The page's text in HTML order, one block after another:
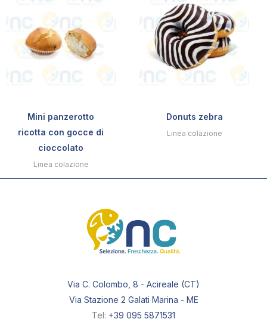
Mini panzerotto
ricotta con gocce di
cioccolato
Linea colazione
Donuts zebra
Linea colazione
Via C. Colombo, 8 - Acireale (CT)
Via Stazione 2 Galati Marina - ME
Tel: +39 095 5871531